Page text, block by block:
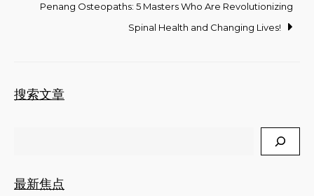
Penang Osteopaths: 5 Masters Who Are Revolutionizing
Spinal Health and Changing Lives!
搜索文章
最新焦点